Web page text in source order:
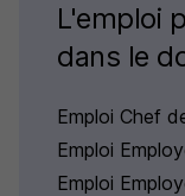
L'emploi
dans le
Emploi Chef
Emploi
Emploi